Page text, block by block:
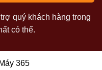
quý khách hàng trong
có thể.